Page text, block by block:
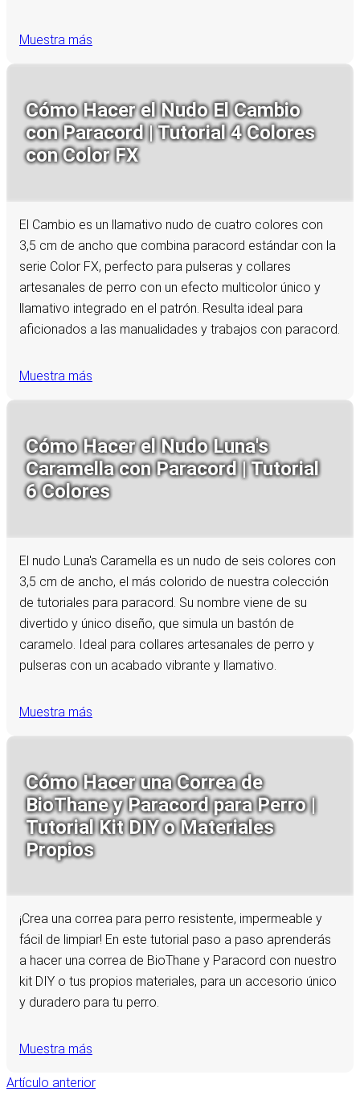
Muestra más
Cómo Hacer el Nudo El Cambio
con Paracord | Tutorial 4 Colores
con Color FX
El Cambio es un llamativo nudo de cuatro colores con
3,5 cm de ancho que combina paracord estándar con la
serie Color FX, perfecto para pulseras y collares
artesanales de perro con un efecto multicolor único y
llamativo integrado en el patrón. Resulta ideal para
aficionados a las manualidades y trabajos con paracord.
Muestra más
Cómo Hacer el Nudo Luna's
Caramella con Paracord | Tutorial
6 Colores
El nudo Luna's Caramella es un nudo de seis colores con
3,5 cm de ancho, el más colorido de nuestra colección
de tutoriales para paracord. Su nombre viene de su
divertido y único diseño, que simula un bastón de
caramelo. Ideal para collares artesanales de perro y
pulseras con un acabado vibrante y llamativo.
Muestra más
Cómo Hacer una Correa de
BioThane y Paracord para Perro |
Tutorial Kit DIY o Materiales
Propios
¡Crea una correa para perro resistente, impermeable y
fácil de limpiar! En este tutorial paso a paso aprenderás
a hacer una correa de BioThane y Paracord con nuestro
kit DIY o tus propios materiales, para un accesorio único
y duradero para tu perro.
Muestra más
Artículo anterior